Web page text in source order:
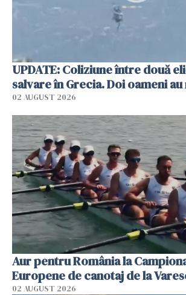
UPDATE: Coliziune între două
salvare în Grecia. Doi oameni
02 AUGUST 2026
Aur pentru România la
Europene de canotaj de la
02 AUGUST 2026